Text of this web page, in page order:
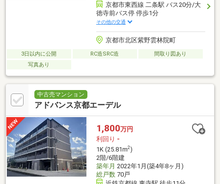
京都市東西線 二条駅 バス20分/大
徳寺前バス停 停歩1分
その他の交通
京都市北区紫野雲林院町
3日以内に公開 RC造SRC造
間取り図あり
写真あり
中古売マンション
アドバンス京都エーデル
1,800万円
利回り -
1K (25.81m2)
2階/6階建
築年月 2022年1月(築4年8ヶ月)
総戸数70戸